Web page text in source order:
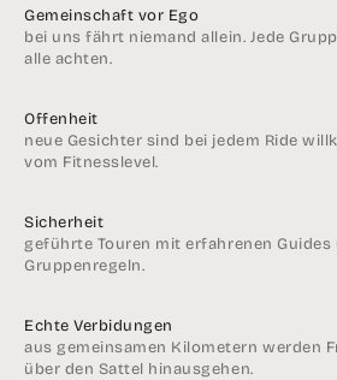
Gemeinschaft vor Ego
bei uns fährt niemand allein. Jede
alle achten.
Offenheit
neue Gesichter sind bei jedem Ride
vom Fitnesslevel.
Sicherheit
geführte Touren mit erfahrenen Guides
Gruppenregeln.
Echte Verbidungen
aus gemeinsamen Kilometern werden
über den Sattel hinausgehen.